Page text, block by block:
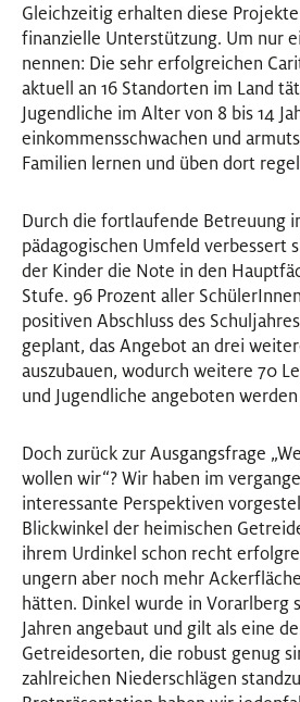
Gleichzeitig erhalten diese
finanzielle Unterstützung. Um nur
nennen: Die sehr erfolgreichen
aktuell an 16 Standorten im Land
Jugendliche im Alter von 8 bis 14
einkommensschwachen und
Familien lernen und üben dort
Durch die fortlaufende Betreuung
pädagogischen Umfeld verbessert
der Kinder die Note in den
Stufe. 96 Prozent aller
positiven Abschluss des
geplant, das Angebot an drei
auszubauen, wodurch weitere 70
und Jugendliche angeboten
Doch zurück zur Ausgangsfrage
wollen wir“? Wir haben im
interessante Perspektiven
Blickwinkel der heimischen
ihrem Urdinkel schon recht
ungern aber noch mehr
hätten. Dinkel wurde in Vorarlberg
Jahren angebaut und gilt als eine
Getreidesorten, die robust genug
zahlreichen Niederschlägen